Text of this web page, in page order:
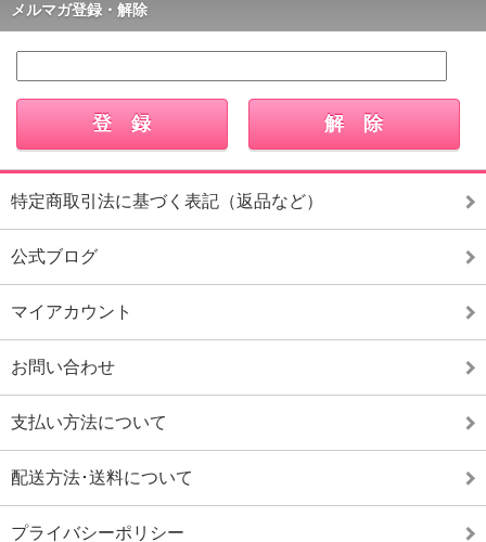
メルマガ登録・解除
特定商取引法に基づく表記（返品など）
公式ブログ
マイアカウント
お問い合わせ
支払い方法について
配送方法･送料について
プライバシーポリシー